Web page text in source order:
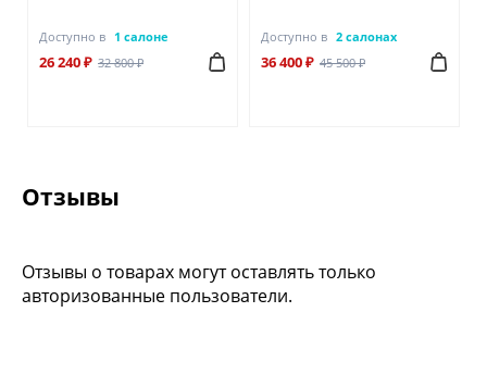
Доступно в 1 салоне
26 240 ₽ 32 800 ₽
Доступно в 2 салонах
36 400 ₽ 45 500 ₽
Отзывы
Отзывы о товарах могут оставлять только
авторизованные пользователи.